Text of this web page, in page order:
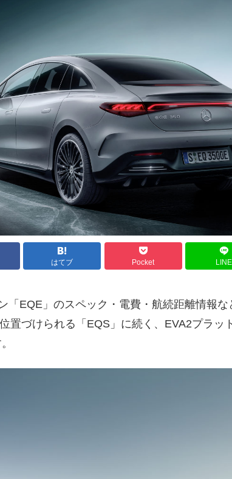
はてブ Pocket LINE
「EQE」のスペック・電費・航続距離情報な
置づけられる「EQS」に続く、EVA2プラッ